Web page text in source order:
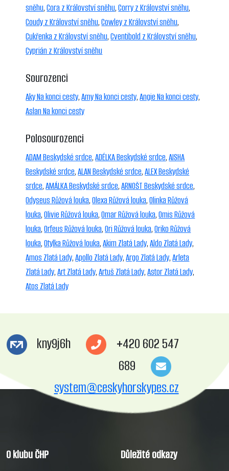
sněhu,Cora z Království sněhu,Corry z Království sněhu,
Coudy z Království sněhu,Cowley z Království sněhu,
Cukřenka z Království sněhu,Cventibold z Království sněhu,
Cyprián z Království sněhu
Sourozenci
Aky Na konci cesty,Amy Na konci cesty,Angie Na konci cesty,
Aslan Na konci cesty
Polosourozenci
ADAM Beskydské srdce,ADÉLKA Beskydské srdce,AISHA
Beskydské srdce,ALAN Beskydské srdce,ALEX Beskydské
srdce,AMÁLKA Beskydské srdce,ARNOŠT Beskydské srdce,
Odyseus Růžová louka,Olexa Růžová louka,Olinka Růžová
louka,Olivie Růžová louka,Omar Růžová louka,Omis Růžová
louka,Orfeus Růžová louka,Ori Růžová louka,Oriko Růžová
louka,Otylka Růžová louka,Akim Zlatá Lady,Aldo Zlatá Lady,
Amos Zlatá Lady,Apollo Zlatá Lady,Argo Zlatá Lady,Arleta
Zlatá Lady,Art Zlatá Lady,Artuš Zlatá Lady,Astor Zlatá Lady,
Atos Zlatá Lady
kny9j6h
+420 602 547
689
system@ceskyhorskypes.cz
O klubu ČHP Důležité odkazy